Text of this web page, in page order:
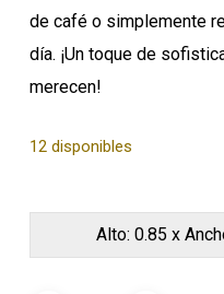
de café o simplemente
día. ¡Un toque de
merecen!
12 disponibles
Alto: 0.85 x